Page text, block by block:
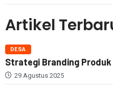
Artikel
DESA
Strategi Branding
29 Agustus 2025